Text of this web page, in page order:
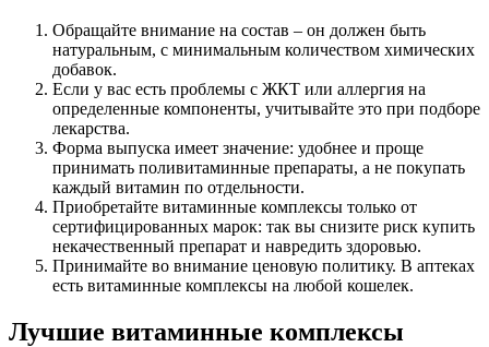
Обращайте внимание на состав ‒ он должен быть
натуральным, с минимальным количеством химических
добавок.
Если у вас есть проблемы с ЖКТ или аллергия на
определенные компоненты, учитывайте это при подборе
лекарства.
Форма выпуска имеет значение: удобнее и проще
принимать поливитаминные препараты, а не покупать
каждый витамин по отдельности.
Приобретайте витаминные комплексы только от
сертифицированных марок: так вы снизите риск купить
некачественный препарат и навредить здоровью.
Принимайте во внимание ценовую политику. В аптеках
есть витаминные комплексы на любой кошелек.
Лучшие витаминные комплексы